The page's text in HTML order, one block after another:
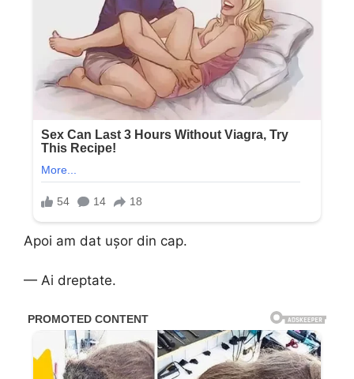
Apoi am dat ușor din cap.
— Ai dreptate.